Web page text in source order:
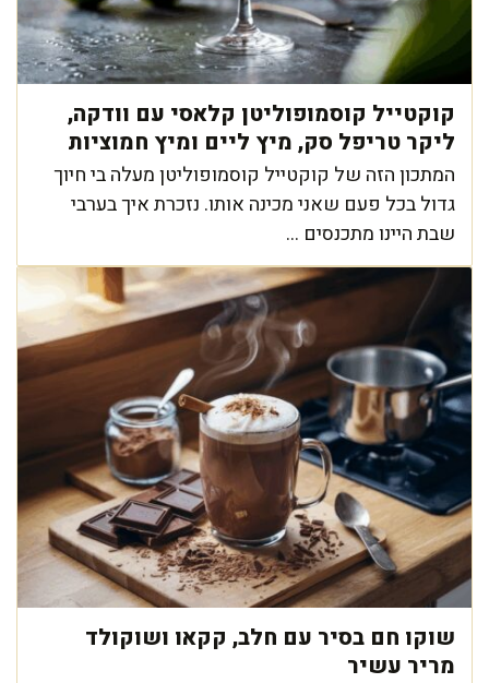
קוקטייל קוסמופוליטן קלאסי עם וודקה,
ליקר טריפל סק, מיץ ליים ומיץ חמוציות
המתכון הזה של קוקטייל קוסמופוליטן מעלה בי חיוך
גדול בכל פעם שאני מכינה אותו. נזכרת איך בערבי
שבת היינו מתכנסים ...
שוקו חם בסיר עם חלב, קקאו ושוקולד
מריר עשיר